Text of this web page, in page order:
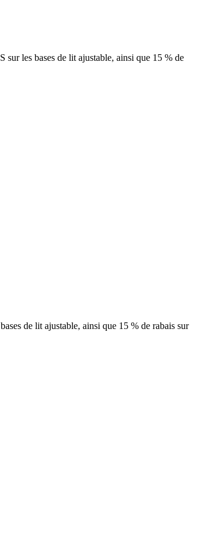
les bases de lit ajustable, ainsi que 15 % de
de lit ajustable, ainsi que 15 % de rabais sur